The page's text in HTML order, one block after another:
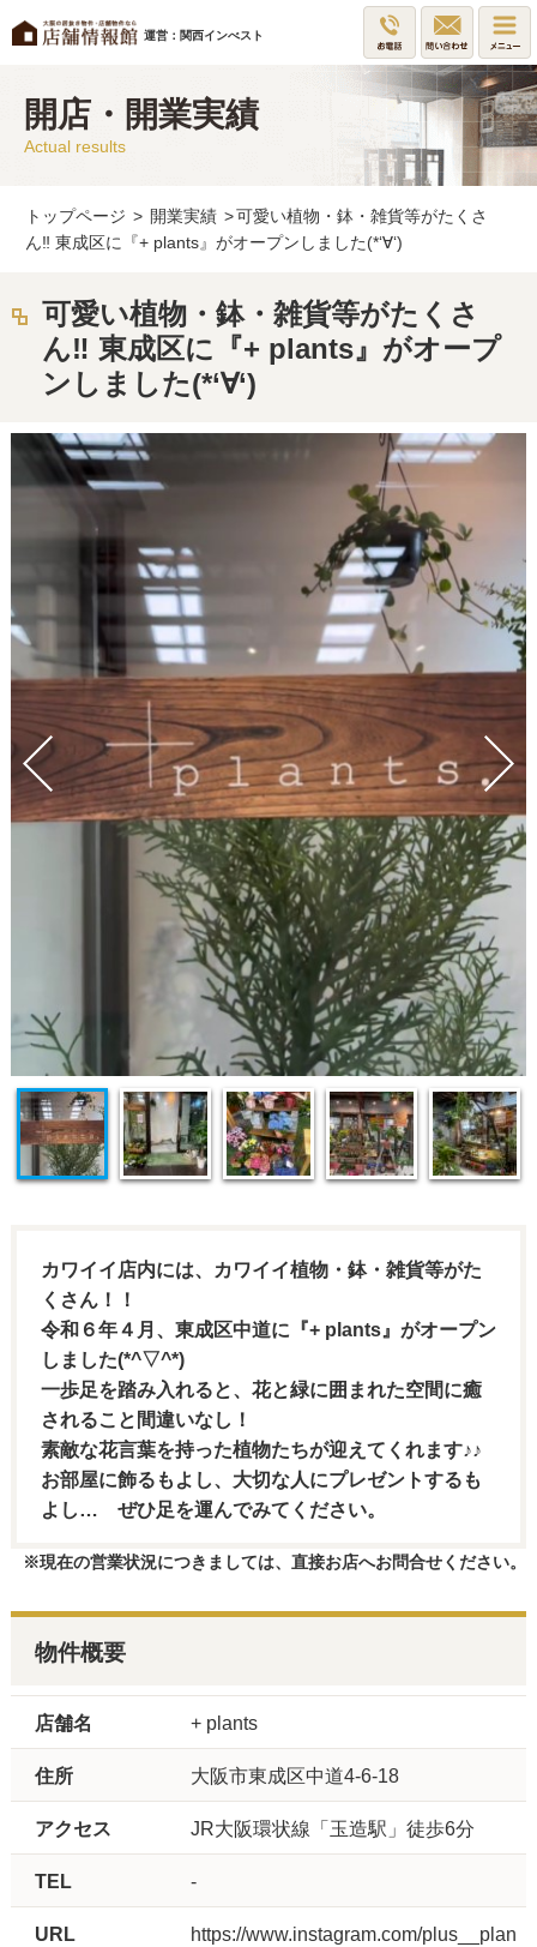
運営：関西インべスト
開店・開業実績
Actual results
トップページ > 開業実績 >可愛い植物・鉢・雑貨等がたくさ
ん‼ 東成区に『+ plants』がオープンしました(*‘∀‘)
可愛い植物・鉢・雑貨等がたくさ
ん‼ 東成区に『+ plants』がオープ
ンしました(*‘∀‘)
カワイイ店内には、カワイイ植物・鉢・雑貨等がた
くさん！！
令和６年４月、東成区中道に『+ plants』がオープン
しました(*^▽^*)
一歩足を踏み入れると、花と緑に囲まれた空間に癒
されること間違いなし！
素敵な花言葉を持った植物たちが迎えてくれます♪♪
お部屋に飾るもよし、大切な人にプレゼントするも
よし… ぜひ足を運んでみてください。
※現在の営業状況につきましては、直接お店へお問合せください。
物件概要
店舗名 + plants
住所 大阪市東成区中道4-6-18
アクセス JR大阪環状線「玉造駅」徒歩6分
TEL -
URL
https://www.instagram.com/plus__plan